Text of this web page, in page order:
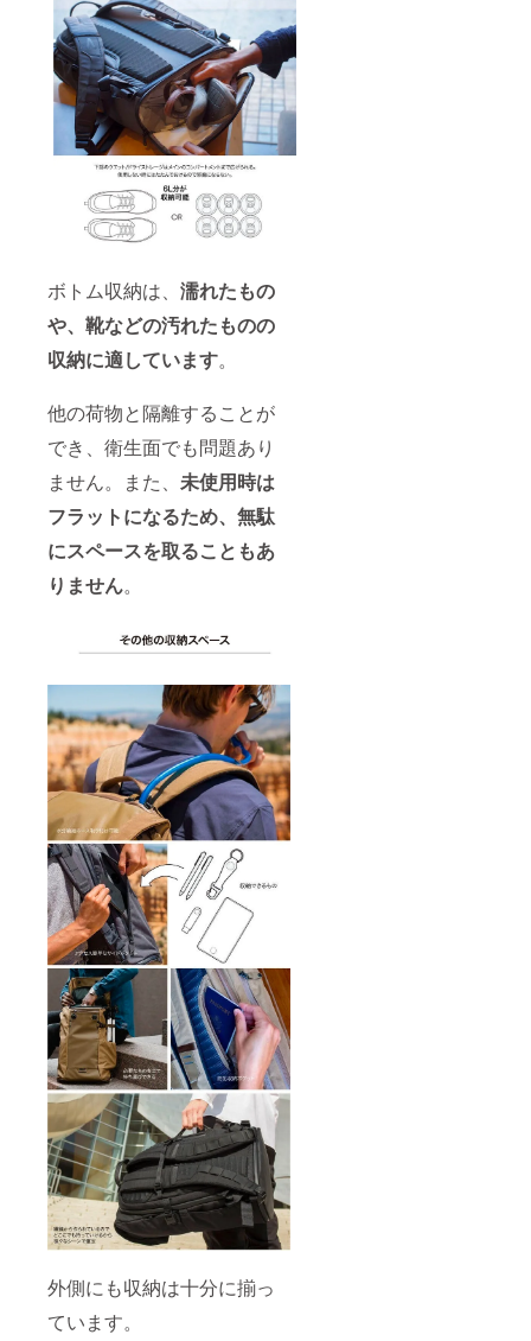
ボトム収納は、 濡れたもの
や、靴などの汚れたものの
収納に適しています。
他の荷物と隔離することが
でき、衛生面でも問題あり
ません。また、 未使用時は
フラットになるため、無駄
にスペースを取ることもあ
りません。
外側にも収納は十分に揃っ
ています。